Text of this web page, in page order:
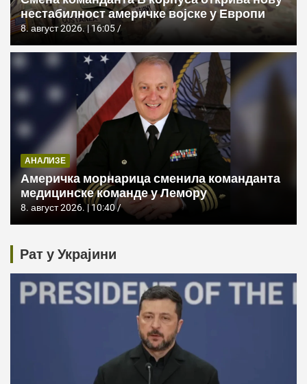
нестабилност америчке војске у Европи
8. август 2026. | 16:05
АНАЛИЗЕ
Америчка морнарица сменила команданта
медицинске команде у Лемору
8. август 2026. | 10:40
Рат у Украјини